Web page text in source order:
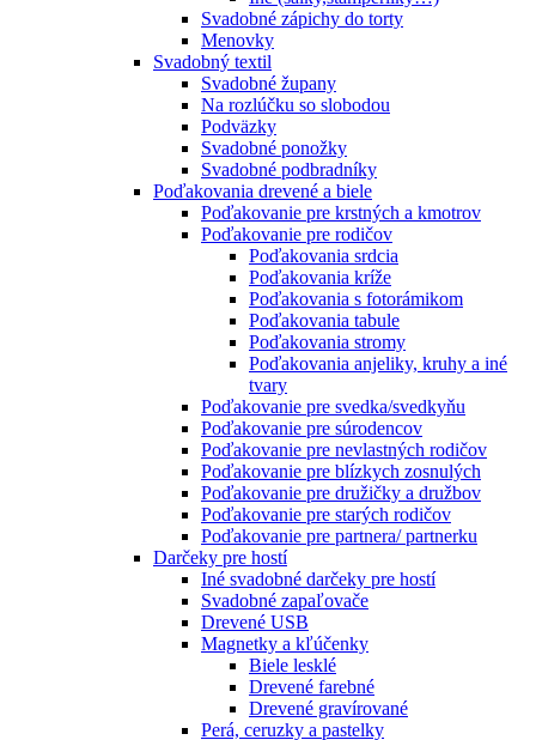
Svadobné zápichy do torty
Menovky
Svadobný textil
Svadobné župany
Na rozlúčku so slobodou
Podväzky
Svadobné ponožky
Svadobné podbradníky
Poďakovania drevené a biele
Poďakovanie pre krstných a kmotrov
Poďakovanie pre rodičov
Poďakovania srdcia
Poďakovania kríže
Poďakovania s fotorámikom
Poďakovania tabule
Poďakovania stromy
Poďakovania anjeliky, kruhy a iné
tvary
Poďakovanie pre svedka/svedkyňu
Poďakovanie pre súrodencov
Poďakovanie pre nevlastných rodičov
Poďakovanie pre blízkych zosnulých
Poďakovanie pre družičky a družbov
Poďakovanie pre starých rodičov
Poďakovanie pre partnera/ partnerku
Darčeky pre hostí
Iné svadobné darčeky pre hostí
Svadobné zapaľovače
Drevené USB
Magnetky a kľúčenky
Biele lesklé
Drevené farebné
Drevené gravírované
Perá, ceruzky a pastelky